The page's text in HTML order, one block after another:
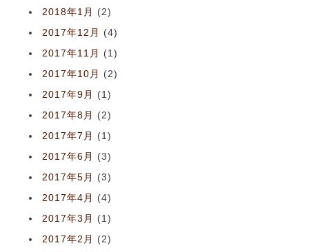
2018年1月
(2)
2017年12月
(4)
2017年11月
(1)
2017年10月
(2)
2017年9月
(1)
2017年8月
(2)
2017年7月
(1)
2017年6月
(3)
2017年5月
(3)
2017年4月
(4)
2017年3月
(1)
2017年2月
(2)